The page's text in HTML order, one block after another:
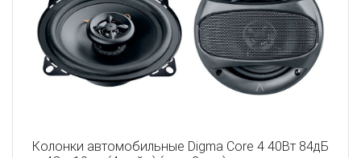
Колонки автомобильные Digma Core 4 40Вт 84дБ